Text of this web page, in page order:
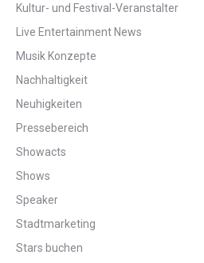
Kultur- und Festival-Veranstalter
Live Entertainment News
Musik Konzepte
Nachhaltigkeit
Neuhigkeiten
Pressebereich
Showacts
Shows
Speaker
Stadtmarketing
Stars buchen